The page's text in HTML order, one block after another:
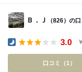
Ｂ．Ｊ （826）の口
3.0
口コミ（1）